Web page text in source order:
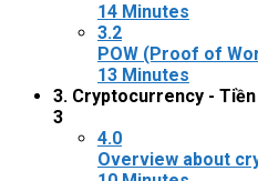
14 Minutes
3.2
POW (Proof of
13 Minutes
3. Cryptocurrency - Tiền
3
4.0
Overview about